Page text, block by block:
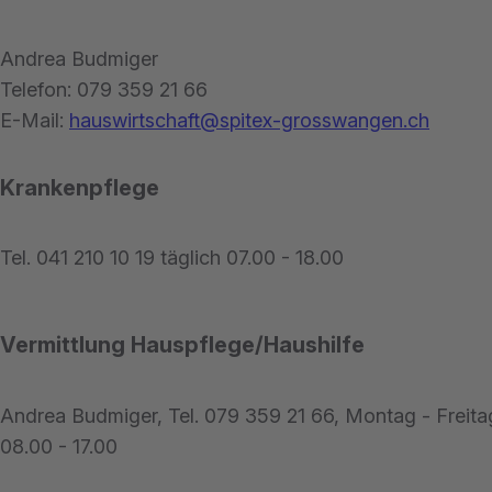
Andrea Budmiger
Telefon: 079 359 21 66
E-Mail: hauswirtschaft@spitex-grosswangen.ch
Krankenpflege
Tel. 041 210 10 19 täglich 07.00 - 18.00
Vermittlung Hauspflege/Haushilfe
Andrea Budmiger, Tel. 079 359 21 66, Montag -
08.00 - 17.00